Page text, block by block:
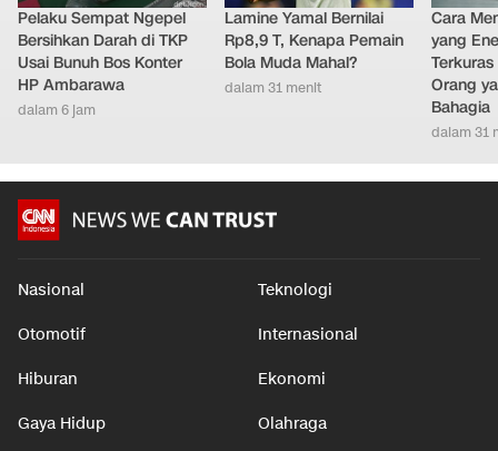
Pelaku Sempat Ngepel
Bersihkan Darah di TKP
Usai Bunuh Bos Konter
HP Ambarawa
dalam 6 jam
Lamine Yamal Bernilai
Rp8,9 T, Kenapa Pemain
Bola Muda Mahal?
dalam 31 menit
Cara
yang
Orang
Bahagia
dalam 31
Nasional Teknologi
Otomotif Internasional
Hiburan Ekonomi
Gaya Hidup Olahraga